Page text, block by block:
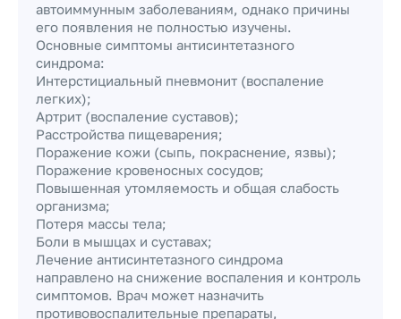
автоиммунным заболеваниям, однако причины
его появления не полностью изучены.
Основные симптомы антисинтетазного
синдрома:
Интерстициальный пневмонит (воспаление
легких);
Артрит (воспаление суставов);
Расстройства пищеварения;
Поражение кожи (сыпь, покраснение, язвы);
Поражение кровеносных сосудов;
Повышенная утомляемость и общая слабость
организма;
Потеря массы тела;
Боли в мышцах и суставах;
Лечение антисинтетазного синдрома
направлено на снижение воспаления и контроль
симптомов. Врач может назначить
противовоспалительные препараты,